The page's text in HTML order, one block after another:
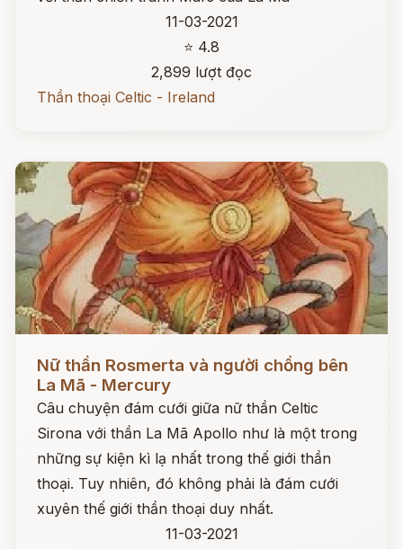
11-03-2021
⭐ 4.8
2,899 lượt đọc
Thần thoại Celtic - Ireland
Nữ thần Rosmerta và người chồng bên
La Mã - Mercury
Câu chuyện đám cưới giữa nữ thần Celtic
Sirona với thần La Mã Apollo như là một trong
những sự kiện kì lạ nhất trong thế giới thần
thoại. Tuy nhiên, đó không phải là đám cưới
xuyên thế giới thần thoại duy nhất.
11-03-2021